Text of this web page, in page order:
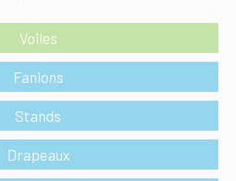
Voiles
Fanions
Stands
Drapeaux